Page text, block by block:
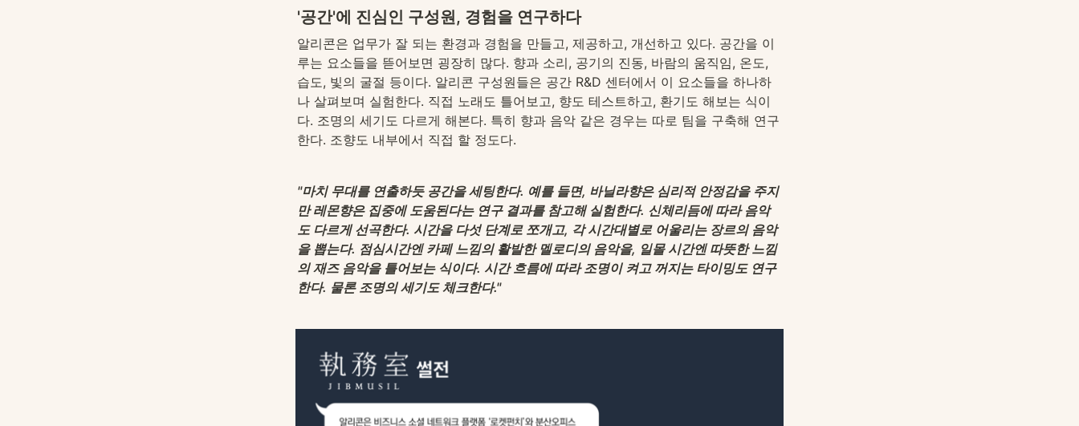
'공간'에 진심인 구성원, 경험을 연구하다
알리콘은 업무가 잘 되는 환경과 경험을 만들고, 제공하고, 개선하고 있다. 공간을 이
루는 요소들을 뜯어보면 굉장히 많다. 향과 소리, 공기의 진동, 바람의 움직임, 온도,
습도, 빛의 굴절 등이다. 알리콘 구성원들은 공간 R&D 센터에서 이 요소들을 하나하
나 살펴보며 실험한다. 직접 노래도 틀어보고, 향도 테스트하고, 환기도 해보는 식이
다. 조명의 세기도 다르게 해본다. 특히 향과 음악 같은 경우는 따로 팀을 구축해 연구
한다. 조향도 내부에서 직접 할 정도다.
"마치 무대를 연출하듯 공간을 세팅한다. 예를 들면, 바닐라향은 심리적 안정감을 주지
만 레몬향은 집중에 도움된다는 연구 결과를 참고해 실험한다. 신체리듬에 따라 음악
도 다르게 선곡한다. 시간을 다섯 단계로 쪼개고, 각 시간대별로 어울리는 장르의 음악
을 뽑는다. 점심시간엔 카페 느낌의 활발한 멜로디의 음악을, 일몰 시간엔 따뜻한 느낌
의 재즈 음악을 틀어보는 식이다. 시간 흐름에 따라 조명이 켜고 꺼지는 타이밍도 연구
한다. 물론 조명의 세기도 체크한다."